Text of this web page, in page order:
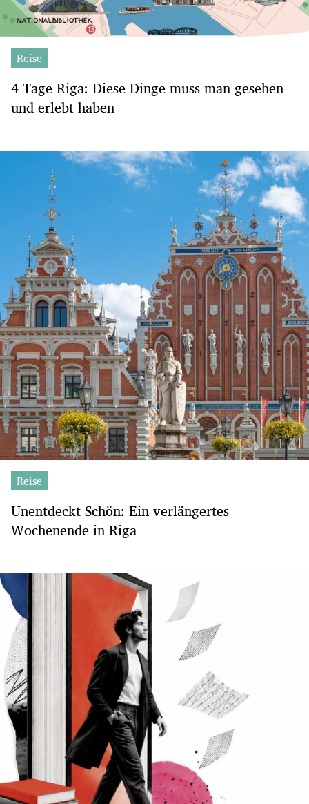
Reise
4 Tage Riga: Diese Dinge muss man gesehen
und erlebt haben
Reise
Unentdeckt Schön: Ein verlängertes
Wochenende in Riga